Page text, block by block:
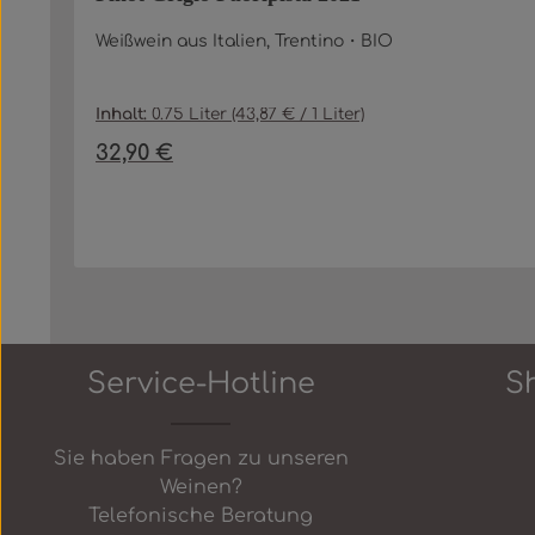
Weißwein aus Italien, Trentino・BIO
Inhalt:0.75 Liter (43,87 € / 1 Liter)
Regulärer Preis:
32,90 €
Service-Hotline
Sie haben Fragen zu unseren
Weinen?
Telefonische Beratung